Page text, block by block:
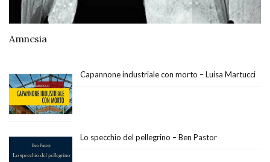
Amnesia
Capannone industriale con morto – Luisa Martucci
Lo specchio del pellegrino – Ben Pastor